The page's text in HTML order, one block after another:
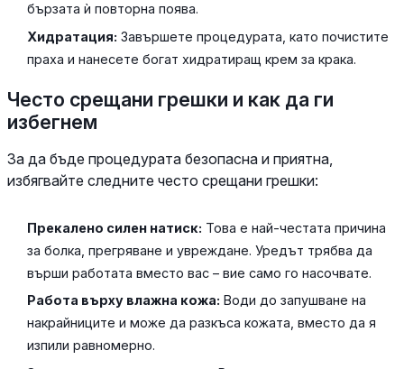
бързата ѝ повторна поява.
Хидратация: Завършете процедурата, като почистите
праха и нанесете богат хидратиращ крем за крака.
Често срещани грешки и как да ги
избегнем
За да бъде процедурата безопасна и приятна,
избягвайте следните често срещани грешки:
Прекалено силен натиск: Това е най-честата причина
за болка, прегряване и увреждане. Уредът трябва да
върши работата вместо вас – вие само го насочвате.
Работа върху влажна кожа: Води до запушване на
накрайниците и може да разкъса кожата, вместо да я
изпили равномерно.